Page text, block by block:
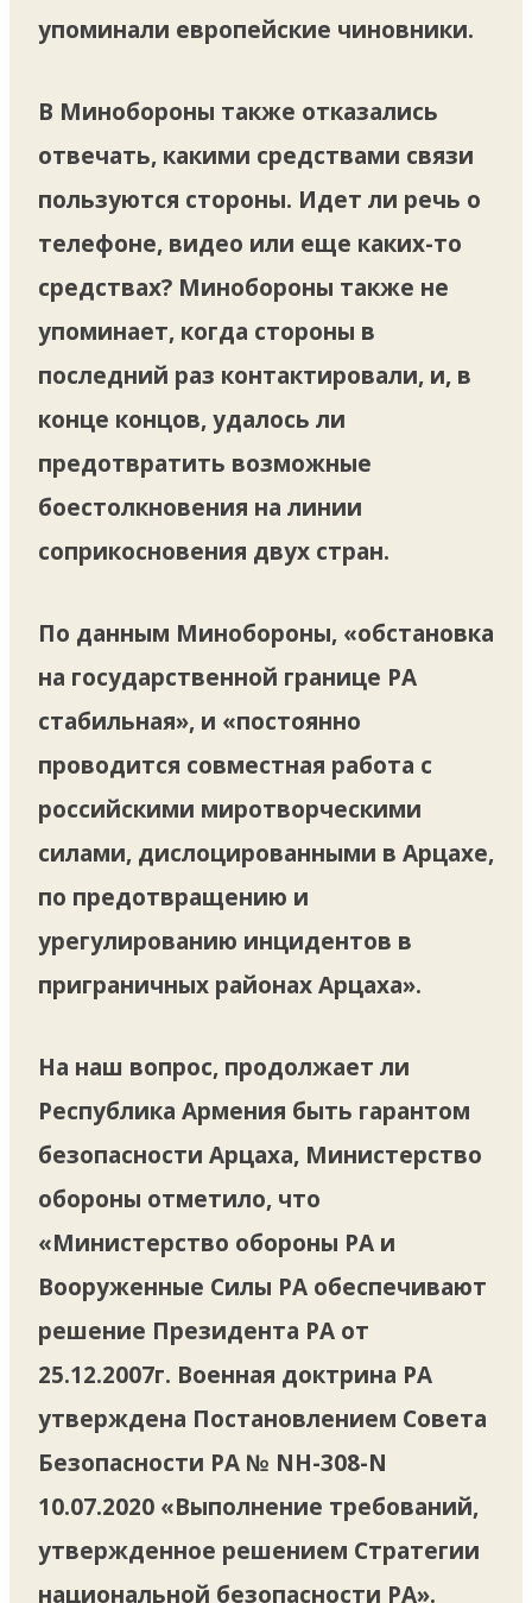
упоминали европейские чиновники.
В Минобороны также отказались
отвечать, какими средствами связи
пользуются стороны. Идет ли речь о
телефоне, видео или еще каких-то
средствах? Минобороны также не
упоминает, когда стороны в
последний раз контактировали, и, в
конце концов, удалось ли
предотвратить возможные
боестолкновения на линии
соприкосновения двух стран.
По данным Минобороны, «обстановка
на государственной границе РА
стабильная», и «постоянно
проводится совместная работа с
российскими миротворческими
силами, дислоцированными в Арцахе,
по предотвращению и
урегулированию инцидентов в
приграничных районах Арцаха».
На наш вопрос, продолжает ли
Республика Армения быть гарантом
безопасности Арцаха, Министерство
обороны отметило, что
«Министерство обороны РА и
Вооруженные Силы РА обеспечивают
решение Президента РА от
25.12.2007г. Военная доктрина РА
утверждена Постановлением Совета
Безопасности РА № NH-308-N
10.07.2020 «Выполнение требований,
утвержденное решением Стратегии
национальной безопасности РА».